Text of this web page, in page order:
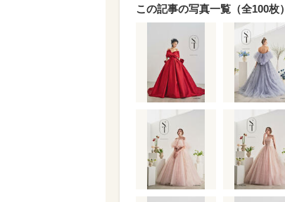
この記事の写真一覧（全100枚）